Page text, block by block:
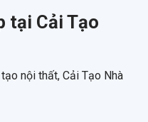
tại Cải Tạo
nội thất, Cải Tạo Nhà